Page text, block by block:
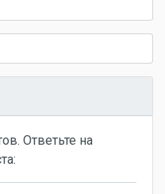
Ответьте на